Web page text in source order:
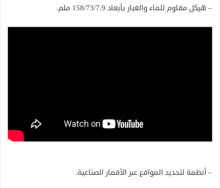
– هيكل مقاوم للماء والغبار بأبعاد 158/73/7.9 ملم.
– أنظمة لتحديد المواقع عبر الأقمار الصناعية.